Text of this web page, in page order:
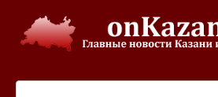
контенту